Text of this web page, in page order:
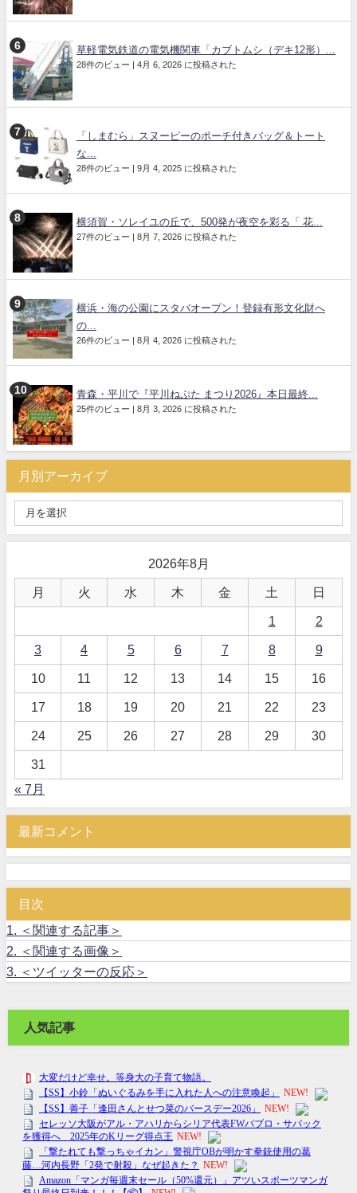
草軽電気鉄道の電気機関車「カブトムシ（デキ12形）...
28件のビュー 4月 6, 2026 に投稿された
「しまむら」スヌーピーのポーチ付きバッグ＆トート
な...
28件のビュー 9月 4, 2025 に投稿された
横須賀・ソレイユの丘で、500発が夜空を彩る「 花...
27件のビュー 8月 7, 2026 に投稿された
横浜・海の公園にスタバオープン！登録有形文化財へ
の...
26件のビュー 8月 4, 2026 に投稿された
青森・平川で『平川ねぷた まつり2026』本日最終...
25件のビュー 8月 3, 2026 に投稿された
月別アーカイブ
2026年8月
月 火 水 木 金 土 日
1 2
3 4 5 6 7 8 9
10 11 12 13 14 15 16
17 18 19 20 21 22 23
24 25 26 27 28 29 30
31
« 7月
最新コメント
目次
1. ＜関連する記事＞
2. ＜関連する画像＞
3. ＜ツイッターの反応＞
人気記事